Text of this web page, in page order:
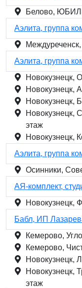
Белово,
Аэлита, группа
Аэлита, группа
Новокузнецк,
Новокузнецк,
Новокузнецк,
Новокузнецк,
этаж
Новокузнецк,
Аэлита, группа
Осинники,
АЯ-комплект,
Новокузнецк,
Бабл, ИП
Кемерово,
Кемерово,
Новокузнецк,
Новокузнецк,
этаж